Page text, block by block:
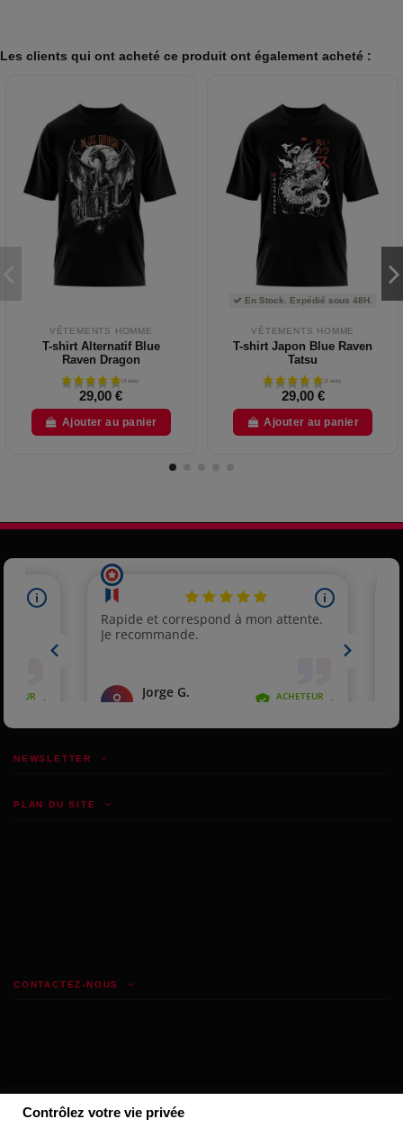
Les clients qui ont acheté ce produit ont également acheté :
VÊTEMENTS HOMME
T-shirt Alternatif Blue
Raven Dragon
29,00 €
Ajouter au panier
En Stock. Expédié sous 48H.
VÊTEMENTS HOMME
T-shirt Japon Blue Raven
Tatsu
29,00 €
Ajouter au panier
PLAN DU SITE
CONTACTEZ-NOUS
NEWSLETTER
Contrôlez votre vie privée